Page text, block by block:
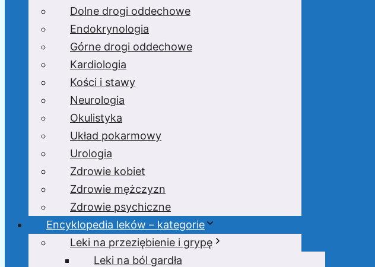
Dolne drogi oddechowe
Endokrynologia
Górne drogi oddechowe
Kardiologia
Kości i stawy
Neurologia
Okulistyka
Układ pokarmowy
Urologia
Zdrowie kobiet
Zdrowie mężczyzn
Zdrowie psychiczne
Encyklopedia leków – kategorie
Leki na przeziębienie i grypę
Leki na ból gardła